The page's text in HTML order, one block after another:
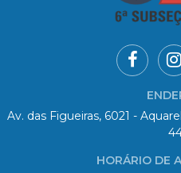
Av. das Figueiras, 6021 -
HORÁRIO DE